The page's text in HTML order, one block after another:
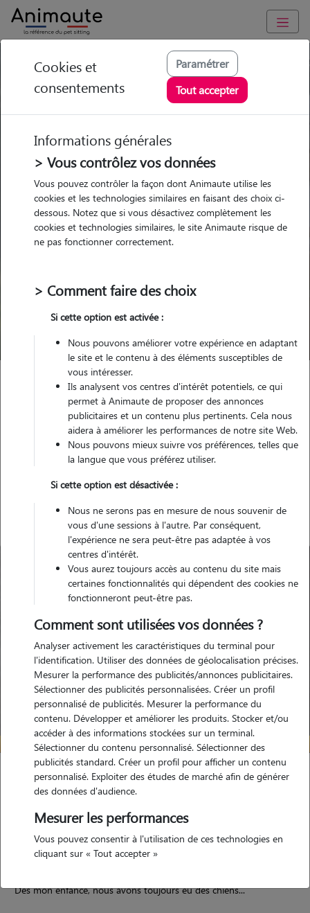
Trouvez votre gardien idéal !
Garde
chez le Pet Sitter
Garde
chez le Pet Sitter Visites
Visites
Pour quel animal ?
Trouver mon Pet Sitter
Garde animaux France Auvergne-Rhône-Alpes
Isère
Villefontaine
Nos promeneurs à Villefontaine
Alexia
Villefontaine 38090
maison
5/5 (14 avis)
Dès mon enfance, nous avons toujours eu des chiens...
Cookies et
consentements
Paramétrer
Tout accepter
Informations générales
> Vous contrôlez vos données
Vous pouvez contrôler la façon dont Animaute utilise les
cookies et les technologies similaires en faisant des choix ci-
dessous. Notez que si vous désactivez complètement les
cookies et technologies similaires, le site Animaute risque de
ne pas fonctionner correctement.
> Comment faire des choix
Si cette option est activée :
Nous pouvons améliorer votre expérience en adaptant
le site et le contenu à des éléments susceptibles de
vous intéresser.
Ils analysent vos centres d'intérêt potentiels, ce qui
permet à Animaute de proposer des annonces
publicitaires et un contenu plus pertinents. Cela nous
aidera à améliorer les performances de notre site Web.
Nous pouvons mieux suivre vos préférences, telles que
la langue que vous préférez utiliser.
Si cette option est désactivée :
Nous ne serons pas en mesure de nous souvenir de
vous d'une sessions à l'autre. Par conséquent,
l'expérience ne sera peut-être pas adaptée à vos
centres d'intérêt.
Vous aurez toujours accès au contenu du site mais
certaines fonctionnalités qui dépendent des cookies ne
fonctionneront peut-être pas.
Comment sont utilisées vos données ?
Analyser activement les caractéristiques du terminal pour
l'identification. Utiliser des données de géolocalisation précises.
Mesurer la performance des publicités/annonces publicitaires.
Sélectionner des publicités personnalisées. Créer un profil
personnalisé de publicités. Mesurer la performance du
contenu. Développer et améliorer les produits. Stocker et/ou
accéder à des informations stockées sur un terminal.
Sélectionner du contenu personnalisé. Sélectionner des
publicités standard. Créer un profil pour afficher un contenu
personnalisé. Exploiter des études de marché afin de générer
des données d'audience.
Mesurer les performances
Vous pouvez consentir à l'utilisation de ces technologies en
cliquant sur « Tout accepter »